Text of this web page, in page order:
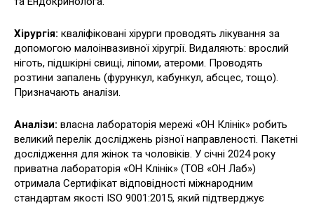
Хірургія: кваліфіковані хірурги проводять лікування за
допомогою малоінвазивної хіругрії. Видаляють: врослий
ніготь, підшкірні свищі, ліпоми, атероми. Проводять
розтини запалень (фурункул, кабункул, абсцес, тощо).
Призначають аналізи.
Аналізи: власна лабораторія мережі «ОН Клінік» робить
великий перелік досліджень різної направленості. Пакетні
дослідження для жінок та чоловіків. У січні 2024 року
приватна лабораторія «ОН Клінік» (ТОВ «ОН Лаб»)
отримала Сертифікат відповідності міжнародним
стандартам якості ISO 9001:2015, який підтверджує